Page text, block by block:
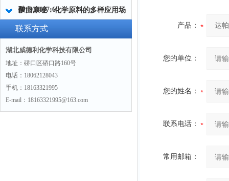
酸“938-97-6“
伊曲康唑：化学原料的多样应用场
景
联系方式
湖北威德利化学科技有限公司
地址：硚口区硚口路160号
电话：18062128043
手机：18163321995
E-mail：18163321995@163.com
产品：
您的单位：
您的姓名：
联系电话：
常用邮箱：